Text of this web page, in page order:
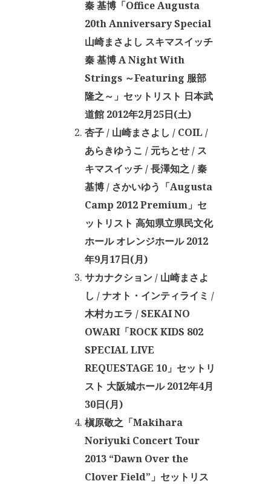
秦 基博「Office Augusta
20th Anniversary Special
山崎まさよし スキマスイッチ
秦 基博 A Night With
Strings ～Featuring 服部
隆之～」セットリスト 日本武
道館 2012年2月25日(土)
杏子 / 山崎まさよし / COIL /
あらきゆうこ / 元ちとせ / ス
キマスイッチ / 長澤知之 / 秦
基博 / さかいゆう「Augusta
Camp 2012 Premium」セ
ットリスト 高知県立県民文化
ホール オレンジホール 2012
年9月17日(月)
サカナクション / 山崎まさよ
し / ナオト・インティライミ /
木村カエラ / SEKAI NO
OWARI「ROCK KIDS 802
SPECIAL LIVE
REQUESTAGE 10」セットリ
スト 大阪城ホール 2012年4月
30日(月)
槇原敬之「Makihara
Noriyuki Concert Tour
2013 “Dawn Over the
Clover Field”」セットリス